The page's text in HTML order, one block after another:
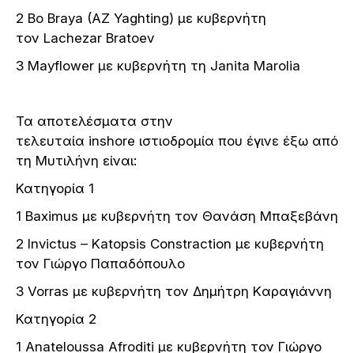
2 Bo Braya (AZ Yaghting) με κυβερνήτη
τον Lachezar Bratoev
3 Mayflower με κυβερνήτη τη Janita Marolia
Τα αποτελέσματα στην
τελευταία inshore ιστιοδρομία που έγινε έξω από
τη Μυτιλήνη είναι:
Κατηγορία 1
1 Baximus με κυβερνήτη τον Θανάση Μπαξεβάνη
2 Ιnvictus – Katopsis Constraction με κυβερνήτη
τον Γιώργο Παπαδόπουλο
3 Vorras με κυβερνήτη τον Δημήτρη Kαραγιάννη
Κατηγορία 2
1 Αnateloussa Afroditi με κυβερνήτη τον Γιώργο